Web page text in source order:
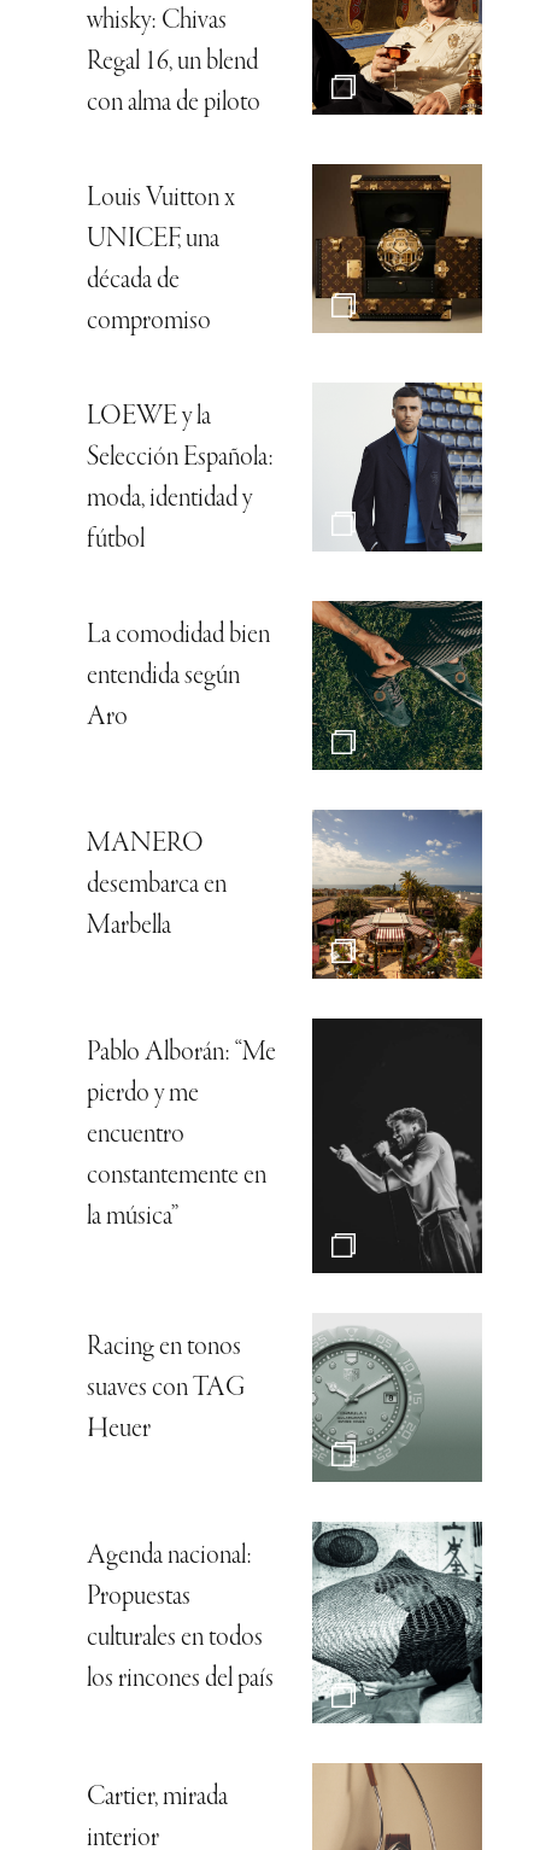
whisky: Chivas
Regal 16, un blend
con alma de piloto
Louis Vuitton x
UNICEF, una
década de
compromiso
LOEWE y la
Selección Española:
moda, identidad y
fútbol
La comodidad bien
entendida según
Aro
MANERO
desembarca en
Marbella
Pablo Alborán: “Me
pierdo y me
encuentro
constantemente en
la música”
Racing en tonos
suaves con TAG
Heuer
Agenda nacional:
Propuestas
culturales en todos
los rincones del país
Cartier, mirada
interior